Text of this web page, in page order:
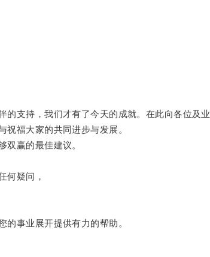
的支持，我们才有了今天的成就。在此向各位及业
祝福大家的共同进步与发展。
双赢的最佳建议。
何疑问，
的事业展开提供有力的帮助。